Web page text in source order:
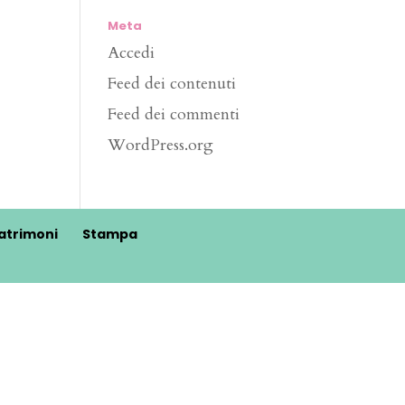
Meta
Accedi
Feed dei contenuti
Feed dei commenti
WordPress.org
Stampa